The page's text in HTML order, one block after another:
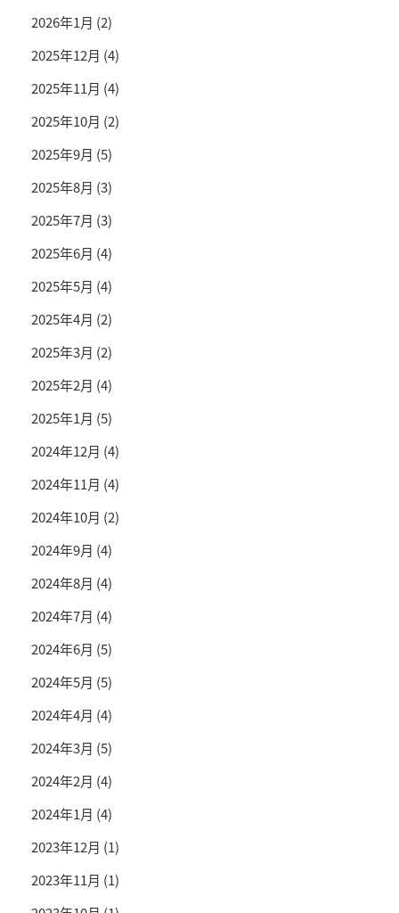
2026年1月 (2)
2025年12月 (4)
2025年11月 (4)
2025年10月 (2)
2025年9月 (5)
2025年8月 (3)
2025年7月 (3)
2025年6月 (4)
2025年5月 (4)
2025年4月 (2)
2025年3月 (2)
2025年2月 (4)
2025年1月 (5)
2024年12月 (4)
2024年11月 (4)
2024年10月 (2)
2024年9月 (4)
2024年8月 (4)
2024年7月 (4)
2024年6月 (5)
2024年5月 (5)
2024年4月 (4)
2024年3月 (5)
2024年2月 (4)
2024年1月 (4)
2023年12月 (1)
2023年11月 (1)